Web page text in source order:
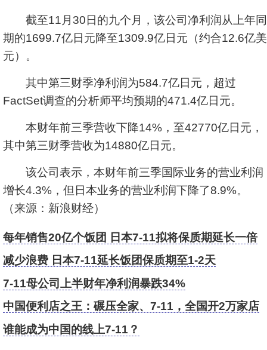
截至11月30日的九个月，该公司净利润从上年同
期的1699.7亿日元降至1309.9亿日元（约合12.6亿美
元）。
其中第三财季净利润为584.7亿日元，超过
FactSet调查的分析师平均预期的471.4亿日元。
本财年前三季营收下降14%，至42770亿日元，
其中第三财季营收为14880亿日元。
该公司表示，本财年前三季国际业务的营业利润
增长4.3%，但日本业务的营业利润下降了8.9%。
（来源：新浪财经）
每年销售20亿个饭团 日本7-11拟将保质期延长一倍
减少浪费 日本7-11延长饭团保质期至1-2天
7-11母公司上半财年净利润暴跌34%
中国便利店之王：碾压全家、7-11，全国开2万家店
谁能成为中国的线上7-11？